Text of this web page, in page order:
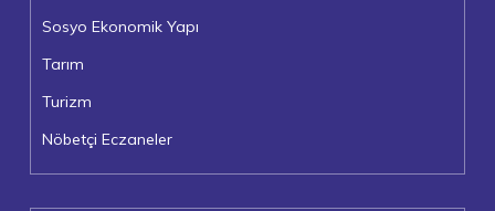
Sosyo Ekonomik Yapı
Tarım
Turizm
Nöbetçi Eczaneler